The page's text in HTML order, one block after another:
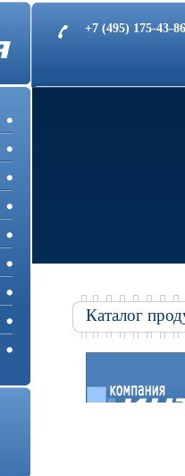
+7 (495) 175-43-
Каталог